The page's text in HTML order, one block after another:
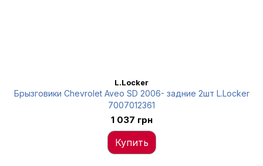
L.Locker
Брызговики Chevrolet Aveo SD 2006- задние 2шт L.Locker
7007012361
1 037 грн
Купить